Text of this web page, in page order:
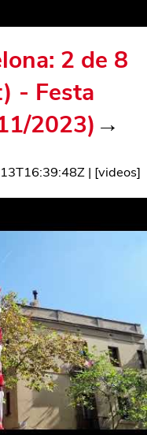
2 de 8
- Festa
2023) →
| [videos]